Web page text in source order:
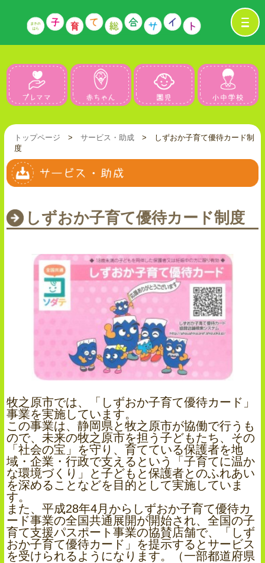
プレママ 赤ちゃん 園児
トップページ > サービス・助成> しずおか子育て優待カード制
度
しずおか子育て優待カード制度
牧之原市では、「しずおか子育て優待カード」
事業を実施しています。
この事業は、静岡県と牧之原市が協働で行うも
ので、未来の牧之原市を担う子どもたち、その
「社会の宝」を守り、育てている保護者を地
域・企業・行政で支えるという「子育てに温か
な環境づくり」と子どもと保護者とのふれあい
を深めることなどを目的として実施していま
す。
また、平成28年4月からしずおか子育て優待カ
ード事業の全国共通展開が開始され、全国の子
育て支援パスポート事業の協賛店舗で、「しず
おか子育て優待カード」を提示するとサービス
を受けられるようになります。（一部都道府県